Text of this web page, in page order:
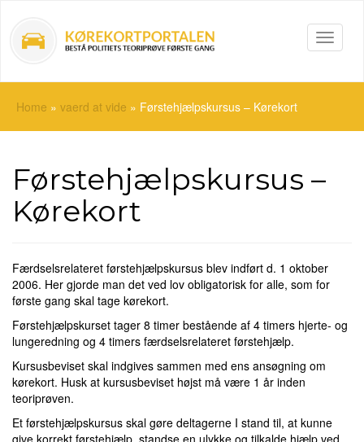
Toggle
Home » vaerd at vide » Førstehjælpskursus – Kørekort
Førstehjælpskursus –
Kørekort
Færdselsrelateret førstehjælpskursus blev indført d. 1 oktober
2006. Her gjorde man det ved lov obligatorisk for alle, som for
første gang skal tage kørekort.
Førstehjælpskurset tager 8 timer bestående af 4 timers hjerte- og
lungeredning og 4 timers færdselsrelateret førstehjælp.
Kursusbeviset skal indgives sammen med ens ansøgning om
kørekort. Husk at kursusbeviset højst må være 1 år inden
teoriprøven.
Et førstehjælpskursus skal gøre deltagerne I stand til, at kunne